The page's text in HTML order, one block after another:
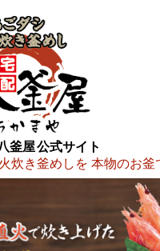
釜屋 公式サイト
炊き釜めしを 本物のお釜